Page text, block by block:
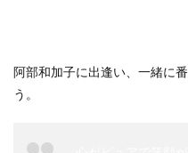
阿部和加子に出逢い、一緒に
う。